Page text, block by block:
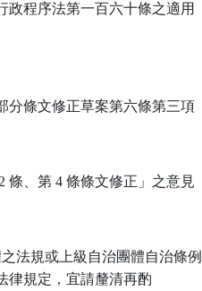
政程序法第一百六十條之適用
分條文修正草案第六條第三項
條、第 4 條條文修正」之意見
法規或上級自治團體自治條例
律規定，宜請釐清再酌